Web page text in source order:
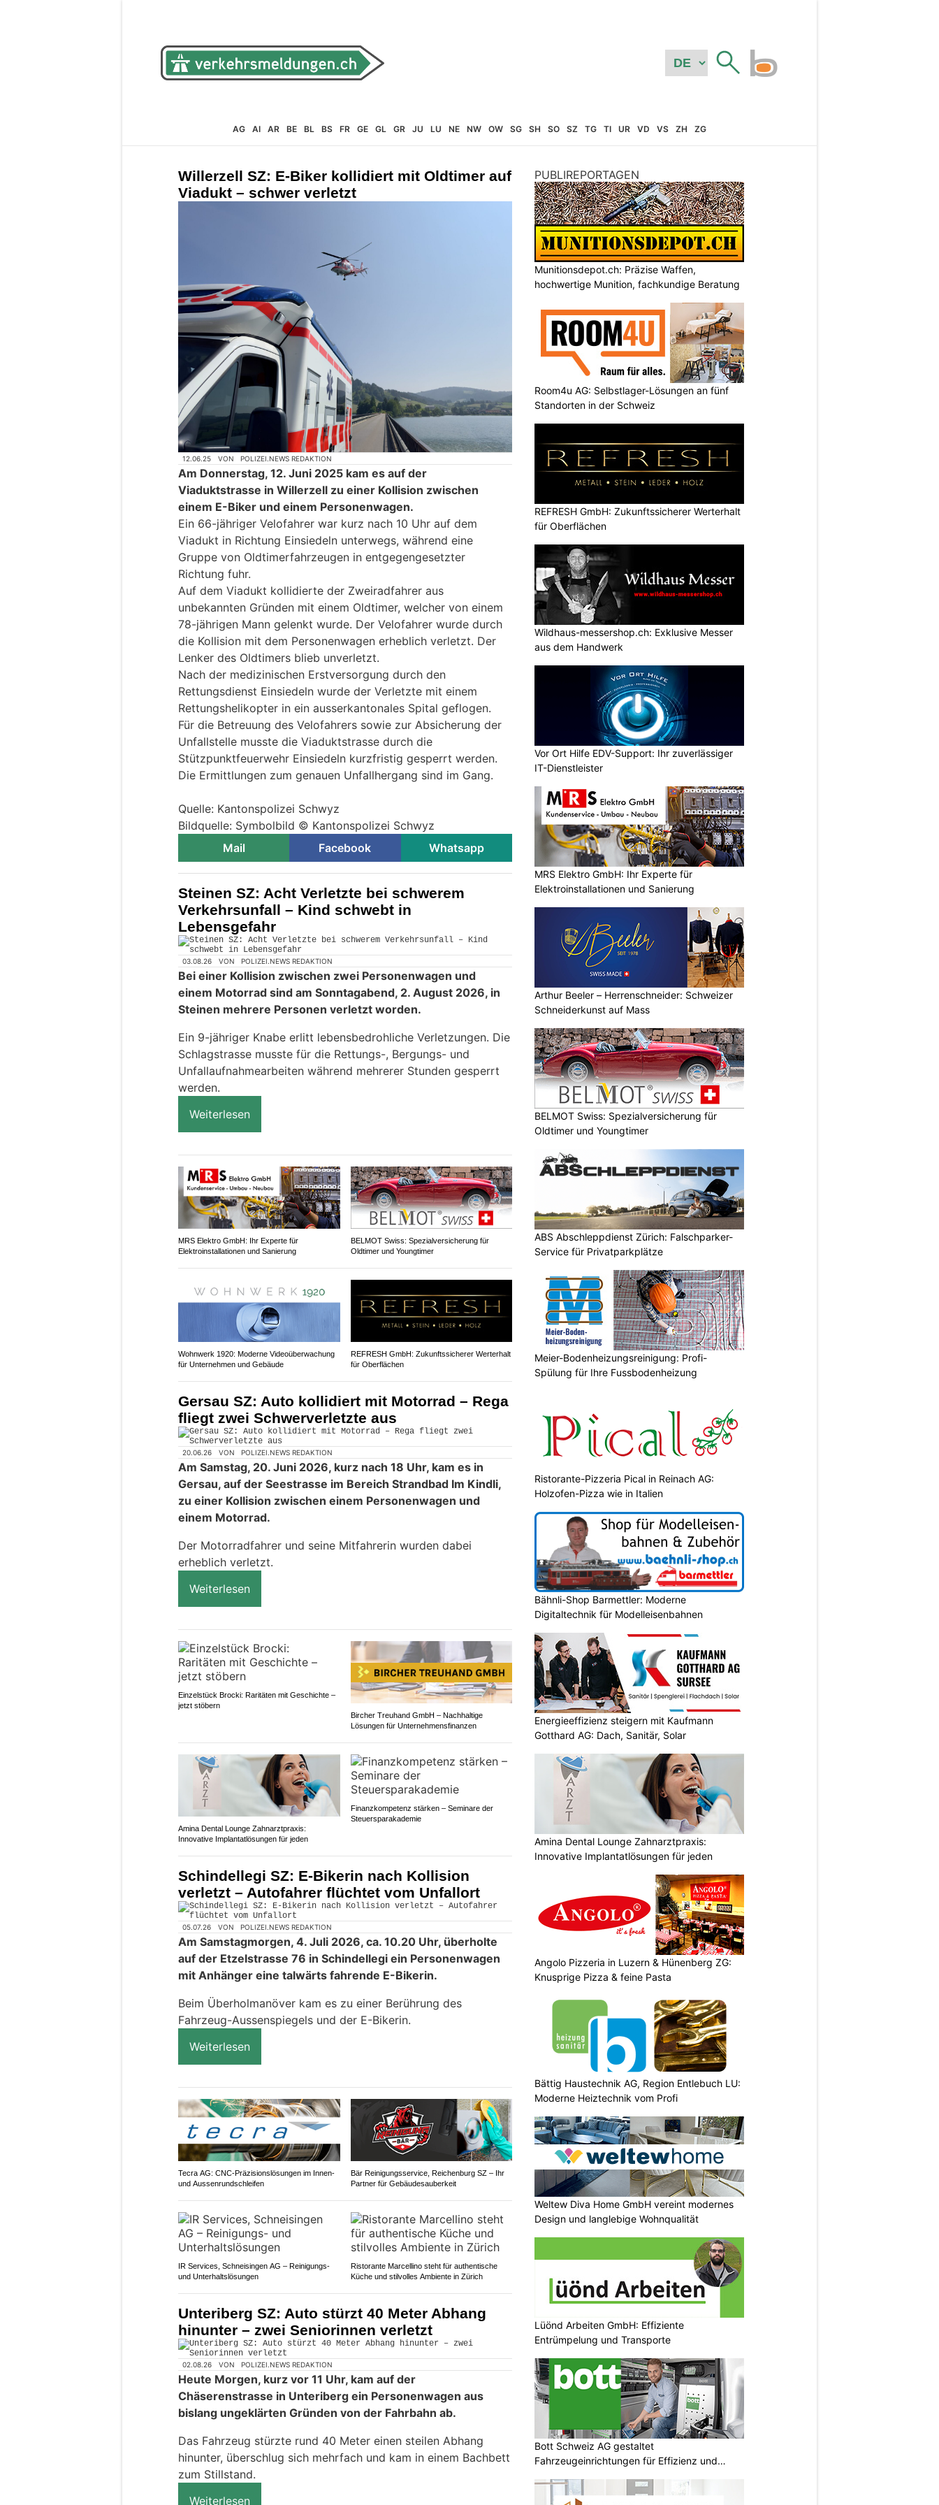
AG AI AR BE BL BS FR GE GL GR JU LU NE NW OW SG SH SO SZ TG TI UR VD VS ZH ZG
Willerzell SZ: E-Biker kollidiert mit Oldtimer auf
Viadukt – schwer verletzt
12.06.25 VON POLIZEI.NEWS REDAKTION
Am Donnerstag, 12. Juni 2025 kam es auf der
Viaduktstrasse in Willerzell zu einer Kollision zwischen
einem E-Biker und einem Personenwagen.
Ein 66-jähriger Velofahrer war kurz nach 10 Uhr auf dem
Viadukt in Richtung Einsiedeln unterwegs, während eine
Gruppe von Oldtimerfahrzeugen in entgegengesetzter
Richtung fuhr.
Auf dem Viadukt kollidierte der Zweiradfahrer aus
unbekannten Gründen mit einem Oldtimer, welcher von einem
78-jährigen Mann gelenkt wurde. Der Velofahrer wurde durch
die Kollision mit dem Personenwagen erheblich verletzt. Der
Lenker des Oldtimers blieb unverletzt.
Nach der medizinischen Erstversorgung durch den
Rettungsdienst Einsiedeln wurde der Verletzte mit einem
Rettungshelikopter in ein ausserkantonales Spital geflogen.
Für die Betreuung des Velofahrers sowie zur Absicherung der
Unfallstelle musste die Viaduktstrasse durch die
Stützpunktfeuerwehr Einsiedeln kurzfristig gesperrt werden.
Die Ermittlungen zum genauen Unfallhergang sind im Gang.
Quelle: Kantonspolizei Schwyz
Bildquelle: Symbolbild © Kantonspolizei Schwyz
Mail
Facebook Whatsapp
Steinen SZ: Acht Verletzte bei schwerem
Verkehrsunfall – Kind schwebt in
Lebensgefahr
03.08.26 VON POLIZEI.NEWS REDAKTION
Bei einer Kollision zwischen zwei Personenwagen und
einem Motorrad sind am Sonntagabend, 2. August 2026, in
Steinen mehrere Personen verletzt worden.
Ein 9-jähriger Knabe erlitt lebensbedrohliche Verletzungen. Die
Schlagstrasse musste für die Rettungs-, Bergungs- und
Unfallaufnahmearbeiten während mehrerer Stunden gesperrt
werden.
Weiterlesen
MRS Elektro GmbH: Ihr Experte für
Elektroinstallationen und Sanierung
BELMOT Swiss: Spezialversicherung für
Oldtimer und Youngtimer
Wohnwerk 1920: Moderne Videoüberwachung
für Unternehmen und Gebäude
REFRESH GmbH: Zukunftssicherer Werterhalt
für Oberflächen
Gersau SZ: Auto kollidiert mit Motorrad – Rega
fliegt zwei Schwerverletzte aus
20.06.26 VON POLIZEI.NEWS REDAKTION
Am Samstag, 20. Juni 2026, kurz nach 18 Uhr, kam es in
Gersau, auf der Seestrasse im Bereich Strandbad Im Kindli,
zu einer Kollision zwischen einem Personenwagen und
einem Motorrad.
Der Motorradfahrer und seine Mitfahrerin wurden dabei
erheblich verletzt.
Weiterlesen
Einzelstück Brocki: Raritäten mit Geschichte –
jetzt stöbern
Bircher Treuhand GmbH – Nachhaltige
Lösungen für Unternehmensfinanzen
Amina Dental Lounge Zahnarztpraxis:
Innovative Implantatlösungen für jeden
Finanzkompetenz stärken – Seminare der
Steuersparakademie
Schindellegi SZ: E-Bikerin nach Kollision
verletzt – Autofahrer flüchtet vom Unfallort
05.07.26 VON POLIZEI.NEWS REDAKTION
Am Samstagmorgen, 4. Juli 2026, ca. 10.20 Uhr, überholte
auf der Etzelstrasse 76 in Schindellegi ein Personenwagen
mit Anhänger eine talwärts fahrende E-Bikerin.
Beim Überholmanöver kam es zu einer Berührung des
Fahrzeug-Aussenspiegels und der E-Bikerin.
Weiterlesen
Tecra AG: CNC-Präzisionslösungen im Innen-
und Aussenrundschleifen
Bär Reinigungsservice, Reichenburg SZ – Ihr
Partner für Gebäudesauberkeit
IR Services, Schneisingen AG – Reinigungs-
und Unterhaltslösungen
Ristorante Marcellino steht für authentische
Küche und stilvolles Ambiente in Zürich
Unteriberg SZ: Auto stürzt 40 Meter Abhang
hinunter – zwei Seniorinnen verletzt
02.08.26 VON POLIZEI.NEWS REDAKTION
Heute Morgen, kurz vor 11 Uhr, kam auf der
Chäserenstrasse in Unteriberg ein Personenwagen aus
bislang ungeklärten Gründen von der Fahrbahn ab.
Das Fahrzeug stürzte rund 40 Meter einen steilen Abhang
hinunter, überschlug sich mehrfach und kam in einem Bachbett
zum Stillstand.
Weiterlesen
PUBLIREPORTAGEN
Munitionsdepot.ch: Präzise Waffen,
hochwertige Munition, fachkundige Beratung
Room4u AG: Selbstlager-Lösungen an fünf
Standorten in der Schweiz
REFRESH GmbH: Zukunftssicherer Werterhalt
für Oberflächen
Wildhaus-messershop.ch: Exklusive Messer
aus dem Handwerk
Vor Ort Hilfe EDV-Support: Ihr zuverlässiger
IT-Dienstleister
MRS Elektro GmbH: Ihr Experte für
Elektroinstallationen und Sanierung
Arthur Beeler – Herrenschneider: Schweizer
Schneiderkunst auf Mass
BELMOT Swiss: Spezialversicherung für
Oldtimer und Youngtimer
ABS Abschleppdienst Zürich: Falschparker-
Service für Privatparkplätze
Meier-Bodenheizungsreinigung: Profi-
Spülung für Ihre Fussbodenheizung
Ristorante-Pizzeria Pical in Reinach AG:
Holzofen-Pizza wie in Italien
Bähnli-Shop Barmettler: Moderne
Digitaltechnik für Modelleisenbahnen
Energieeffizienz steigern mit Kaufmann
Gotthard AG: Dach, Sanitär, Solar
Amina Dental Lounge Zahnarztpraxis:
Innovative Implantatlösungen für jeden
Angolo Pizzeria in Luzern & Hünenberg ZG:
Knusprige Pizza & feine Pasta
Bättig Haustechnik AG, Region Entlebuch LU:
Moderne Heiztechnik vom Profi
Weltew Diva Home GmbH vereint modernes
Design und langlebige Wohnqualität
Lüönd Arbeiten GmbH: Effiziente
Entrümpelung und Transporte
Bott Schweiz AG gestaltet
Fahrzeugeinrichtungen für Effizienz und